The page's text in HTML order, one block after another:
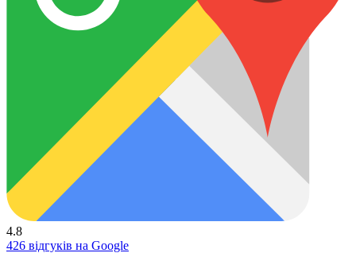
4.8
426 відгуків на Google